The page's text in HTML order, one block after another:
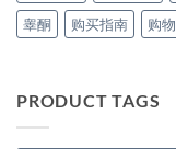
睾酮
购买指南 购
PRODUCT TAGS